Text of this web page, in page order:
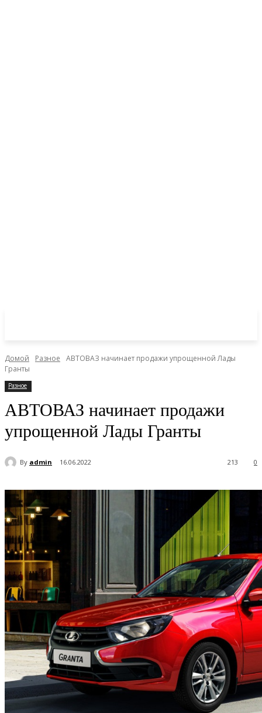
Домой Разное
АВТОВАЗ начинает продажи упрощенной Лады
Гранты
Разное
АВТОВАЗ начинает продажи
упрощенной Лады Гранты
By admin 16.06.2022 0
213